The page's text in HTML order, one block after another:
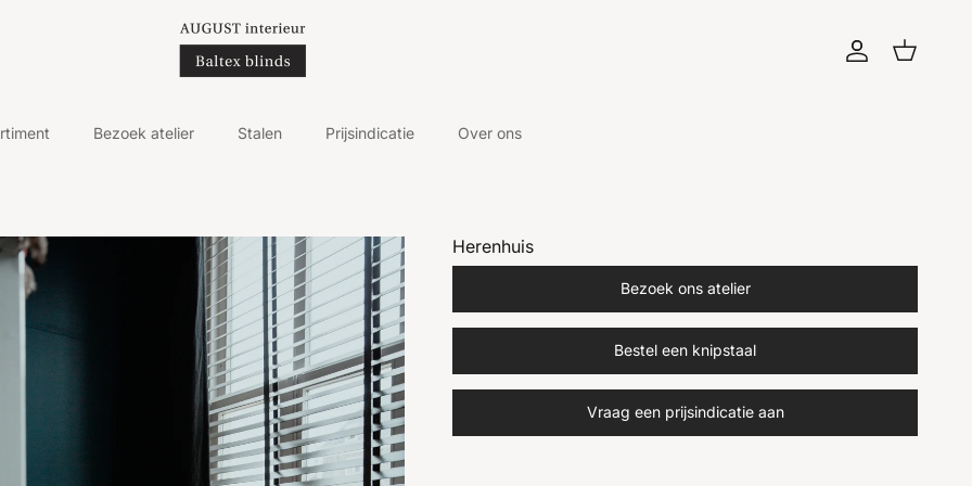
AccountWinkelwagen
Bezoek atelier Stalen Prijsindicatie Over ons
Herenhuis
Bezoek ons atelier
Bestel een knipstaal
Vraag een prijsindicatie aan